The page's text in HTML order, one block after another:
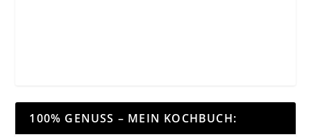
100% GENUSS – MEIN KOCHBUCH: